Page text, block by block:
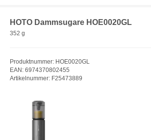
HOTO Dammsugare HOE0020GL
352 g
Produktnummer: HOE0020GL
EAN: 6974370802455
Artikelnummer: F25473889